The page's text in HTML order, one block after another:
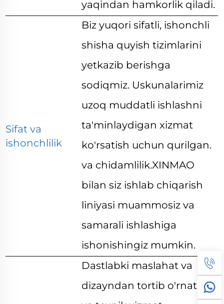
yaqindan hamkorlik qiladi.
Sifat va
ishonchlilik
Biz yuqori sifatli, ishonchli
shisha quyish tizimlarini
yetkazib berishga
sodiqmiz. Uskunalarimiz
uzoq muddatli ishlashni
ta'minlaydigan xizmat
ko'rsatish uchun qurilgan.
va chidamlilik.XINMAO
bilan siz ishlab chiqarish
liniyasi muammosiz va
samarali ishlashiga
ishonishingiz mumkin.
Dastlabki maslahat va
dizayndan tortib o'rnatish